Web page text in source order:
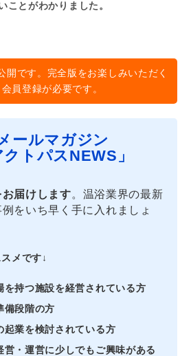
ことがわかりました。
開です。完全版をお楽しみいただく
員登録が必要です。
ールマガジン
クトパスNEWS」
届けします。温浴業界の最新
をいち早く手に入れましょ
メです↓
を持つ施設を経営されている方
備段階の方
起業を検討されている方
営・運営に少しでもご興味がある